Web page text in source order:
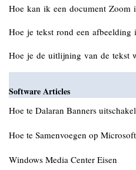
Hoe kan ik een document
Hoe je tekst rond een
Hoe je de uitlijning van de
Software Articles
Hoe te Dalaran Banners
Hoe te Samenvoegen op
Windows Media Center Eisen